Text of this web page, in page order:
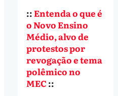
::Entenda o que é
o Novo Ensino
Médio, alvo de
protestos por
revogação e tema
polêmico no
MEC ::